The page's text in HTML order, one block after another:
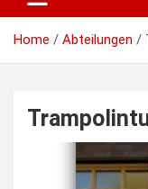
Home Abteilungen